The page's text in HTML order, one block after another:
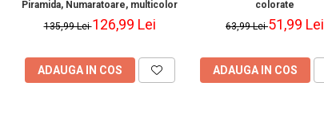
Piramida, Numaratoare, multicolor
135,99 Lei126,99 Lei
ADAUGA IN COS
colorate
63,99 Lei51,99 Lei
ADAUGA IN COS